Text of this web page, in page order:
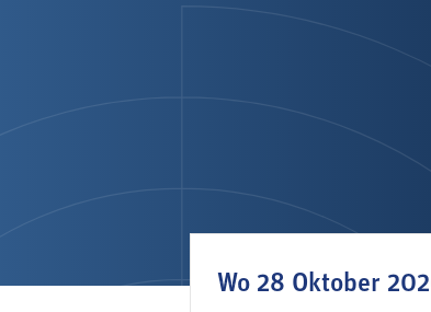
Wo 28 Oktober